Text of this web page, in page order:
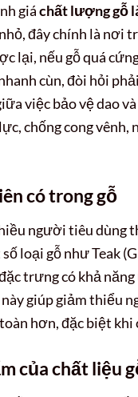
giáchất lượng gỗ
đây chính là nơi
lại, nếu gỗ quá
cùn, đòi hỏi
việc bảo vệ dao
chống cong
có trong gỗ
người tiêu dùng
loại gỗ như Teak
trưng có khả
giúp giảm thiểu
hơn, đặc biệt
của chất liệu